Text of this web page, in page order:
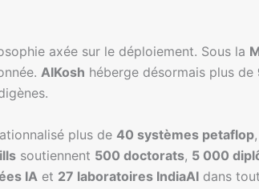
axée sur le déploiement. Sous la
AIKosh héberge désormais plus de
plus de 40 systèmes petaflop
soutiennent 500 doctorats, 5 000
IA et 27 laboratoires IndiaAI dans